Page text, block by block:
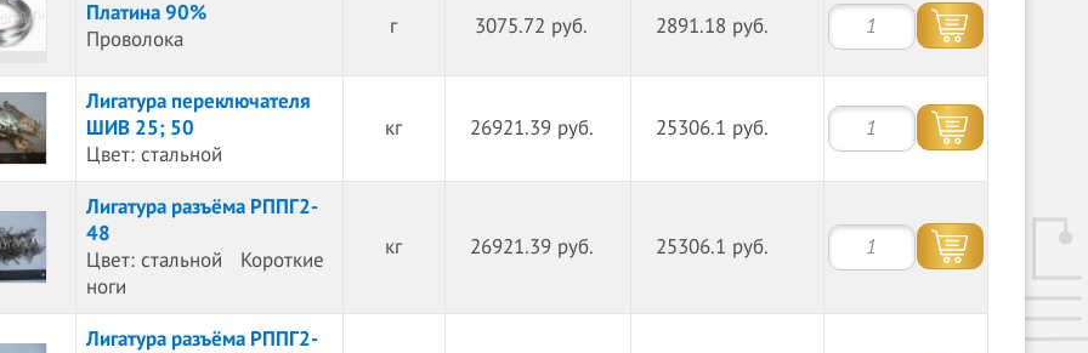
Платина 90%
Проволока
г 3075.72 руб. 2891.18 руб.
Лигатура переключателя
ШИВ 25; 50
Цвет: стальной
кг 26921.39 руб. 25306.1 руб.
Лигатура разъёма РППГ2-
48
Цвет: стальной Короткие
ноги
кг 26921.39 руб. 25306.1 руб.
Лигатура разъёма РППГ2-